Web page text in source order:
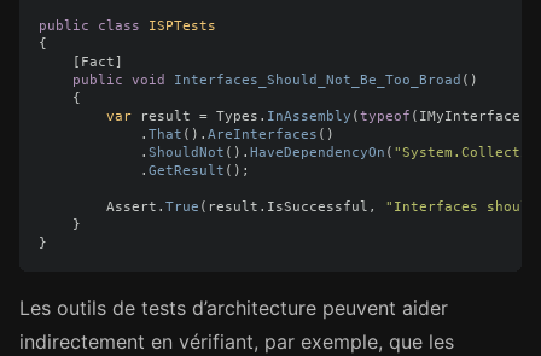
public class
ISPTests
{
Fact
public
void Interfaces_Should_Not_Be_Too_Broad ()
{
var
result = Types . InAssembly ( typeof ( IMyInterface
. That (). AreInterfaces ()
. ShouldNot (). HaveDependencyOn (
. GetResult ();
Assert . True ( result . IsSuccessful ,
"Interfaces should
}
}
Les outils de tests d’architecture peuvent aider
indirectement en vérifiant, par exemple, que les